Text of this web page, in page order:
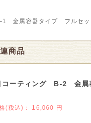
1 金属容器タイプ フルセッ
商品
コーティング B-2 金属
(税込)： 16,060 円